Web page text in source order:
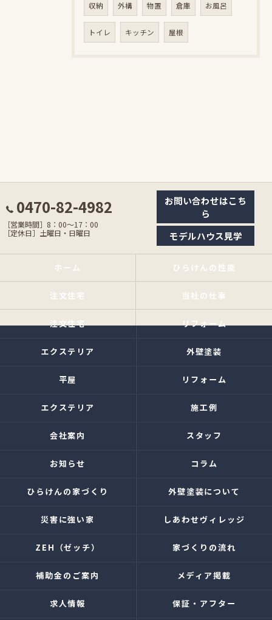
収納 外構 物置 倉庫 お風呂
トイレ キッチン 屋根
0470-82-4982
［営業時間］8：00〜17：00
［定休日］土曜日・日曜日
お問い合わせはこち
ら
モデルハウス見学
ホーム ひらけんの性能
注文住宅 当社の仕事
注文住宅 リフォーム
エクステリア 外壁塗装
平屋 リフォーム
エクステリア 施工例
会社案内 スタッフ
お知らせ コラム
ひらけんの家づくり 外壁塗装について
災害に強い家 しあわせヴィレッジ
ZEH（ゼッチ） 家づくりの流れ
補助金のご案内 メディア掲載
求人情報 保証・アフター